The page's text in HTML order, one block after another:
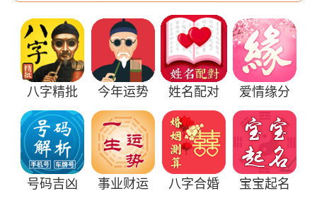
八字精批 今年运势 姓名配对 爱情缘分
号码吉凶 事业财运 八字合婚 宝宝起名